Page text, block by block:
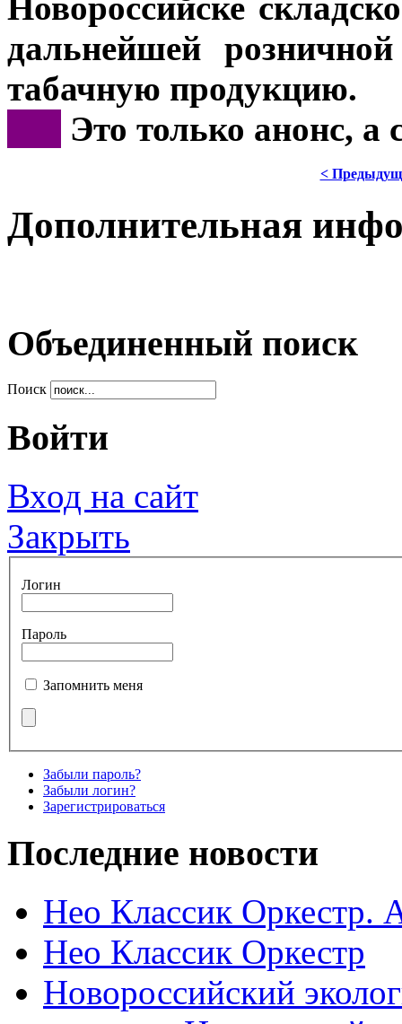
дальнейшей
табачную продукцию.
Это только анонс, а
<
Дополнительная
Объединенный поиск
Поиск
Войти
Вход на сайт
Закрыть
Логин
Пароль
Запомнить меня
Забыли пароль?
Забыли логин?
Зарегистрироваться
Последние новости
Нео Классик Оркестр.
Нео Классик Оркестр
Новороссийский